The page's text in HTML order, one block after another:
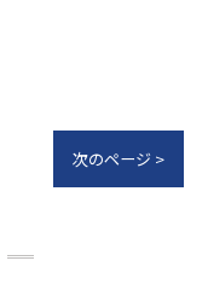
次のページ >